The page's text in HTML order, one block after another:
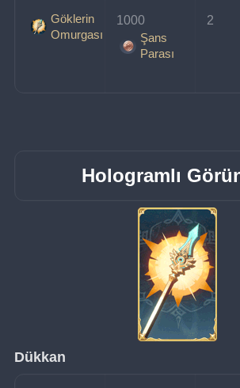
Göklerin
Omurgası
1000
Şans
Parası
2
Hologramlı
Dükkan